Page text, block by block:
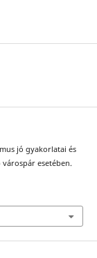
jó gyakorlatai és
esetében.